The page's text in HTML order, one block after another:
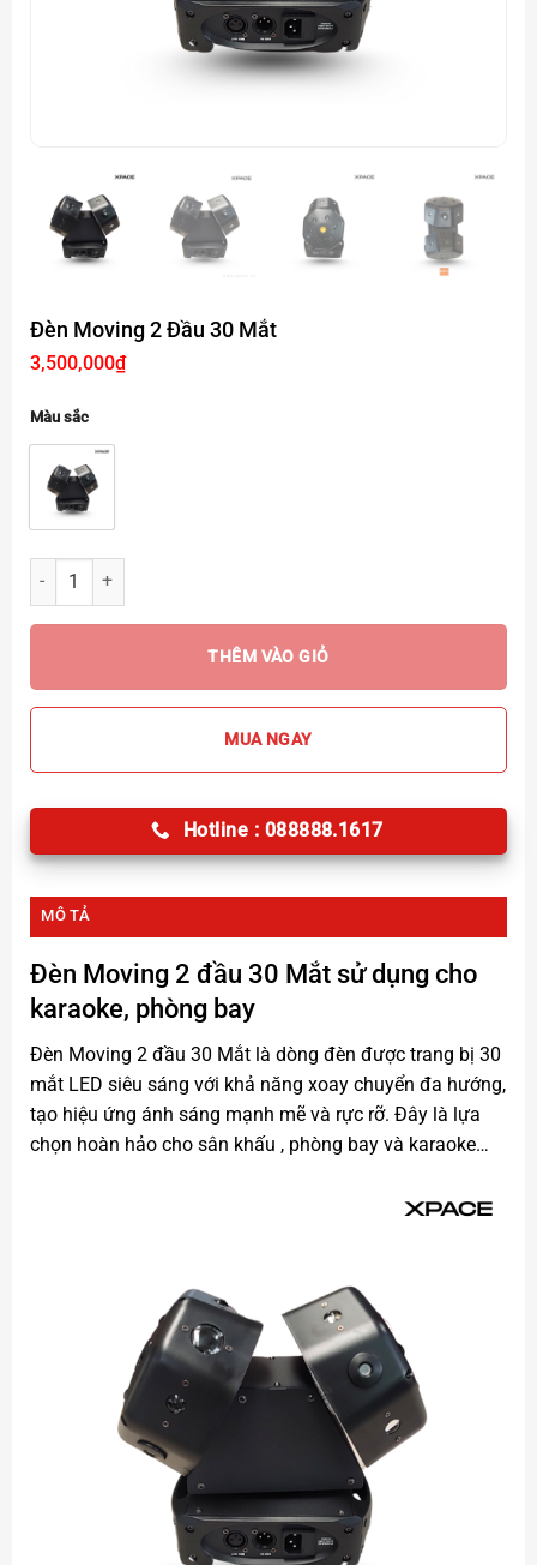
Đèn Moving 2 Đầu 30 Mắt
3,500,000₫
Màu sắc
Đèn Moving 2 Đầu 30 Mắt số lượng
THÊM VÀO GIỎ
MUA NGAY
Hotline : 088888.1617
MÔ TẢ
Đèn Moving 2 đầu 30 Mắtsử dụng cho
karaoke, phòng bay
Đèn Moving 2 đầu 30 Mắtlà dòng đèn được trang bị 30
mắt LED siêu sáng với khả năng xoay chuyển đa hướng,
tạo hiệu ứng ánh sáng mạnh mẽ và rực rỡ. Đây là lựa
chọn hoàn hảo cho sân khấu , phòng bay và karaoke…